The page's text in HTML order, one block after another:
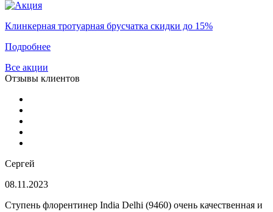
Клинкерная тротуарная брусчатка скидки до 15%
Подробнее
Все акции
Отзывы клиентов
Сергей
08.11.2023
Ступень флорентинер India Delhi (9460) очень качественная и